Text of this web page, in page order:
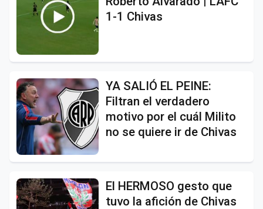
1-1 Chivas
YA SALIÓ EL PEINE:
Filtran el verdadero
motivo por el cuál Milito
no se quiere ir de Chivas
El HERMOSO gesto que
tuvo la afición de Chivas